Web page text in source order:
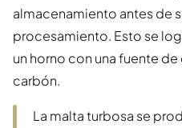
almacenamiento antes de
procesamiento. Esto se
un horno con una fuente
carbón.
La malta turbosa se